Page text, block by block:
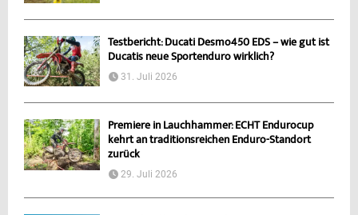
Testbericht: Ducati Desmo450 EDS – wie gut ist
Ducatis neue Sportenduro wirklich?
31. Juli 2026
Premiere in Lauchhammer: ECHT Endurocup
kehrt an traditionsreichen Enduro-Standort
zurück
29. Juli 2026